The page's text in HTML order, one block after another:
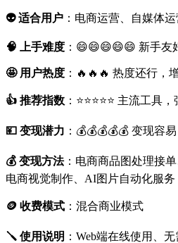
👽 适合用户 ：电商运营、自媒体
🧠 上手难度 ：😄😄😄😄😄 新手友
🤩 用户热度 ：🔥🔥🔥 热度还行，
👍 推荐指数 ：⭐⭐⭐⭐⭐ 主流工具
💴 变现潜力 ：💰💰💰💰💰 变现容
💰 变现方法：电商商品图处理接
电商视觉制作、AI图片自动化服务
🪙 收费模式 ：混合商业模式
🪛 使用说明 ：Web端在线使用、